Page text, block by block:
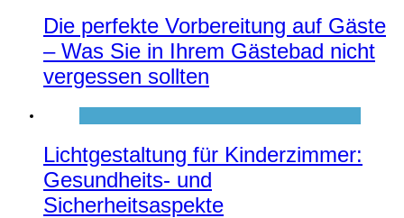
Die perfekte Vorbereitung auf Gäste
– Was Sie in Ihrem Gästebad nicht
vergessen sollten
Lichtgestaltung für Kinderzimmer:
Gesundheits- und
Sicherheitsaspekte